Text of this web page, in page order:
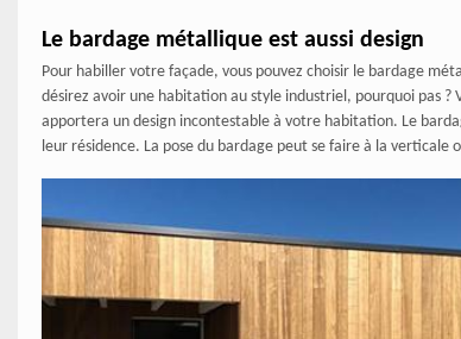
Le bardage métallique est aussi design
Pour habiller votre façade, vous pouvez choisir le bardage
désirez avoir une habitation au style industriel, pourquoi pas
apportera un design incontestable à votre habitation. Le
leur résidence. La pose du bardage peut se faire à la verticale